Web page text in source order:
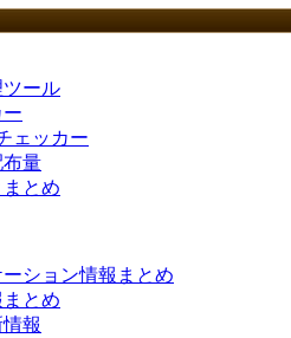
ール
ェッカー
布量
とめ
ション情報まとめ
とめ
報